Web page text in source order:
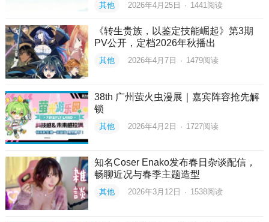
其他 2026年4月25日 · 1441阅读
《转生贵族，以鉴定技能崛起》第3期
PV公开，定档2026年秋播出
其他 2026年4月7日 · 1479阅读
38th 广州萤火虫漫展｜嘉宾阵容抢先解
锁
其他 2026年4月2日 · 1727阅读
知名Coser Enako发布春日杂谈配信，
畅聊近况与春季主题造型
其他 2026年3月12日 · 1538阅读